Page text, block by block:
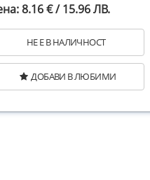
8.16 € / 15.96 ЛВ.
НЕ Е В НАЛИЧНОСТ
ДОБАВИ В ЛЮБИМИ